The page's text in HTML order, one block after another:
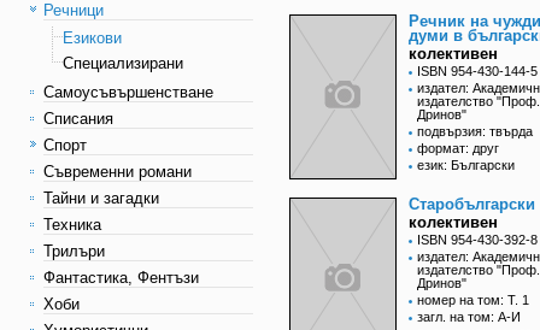
Речници
Езикови
Специализирани
Самоусъвършенстване
Списания
Спорт
Съвременни романи
Тайни и загадки
Техника
Трилъри
Фантастика, Фентъзи
Хоби
Речник на
думи в
колективен
ISBN 954-430-144-5
издател:
издателство
Дринов"
подвързия: твърда
формат: друг
език: Български
колективен
ISBN 954-430-392-8
издател:
издателство
Дринов"
номер на том: Т. 1
загл. на том: А-И